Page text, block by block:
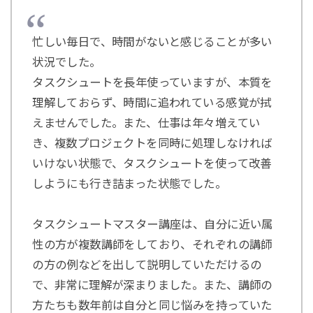
忙しい毎日で、時間がないと感じることが多い
状況でした。
タスクシュートを長年使っていますが、本質を
理解しておらず、時間に追われている感覚が拭
えませんでした。また、仕事は年々増えてい
き、複数プロジェクトを同時に処理しなければ
いけない状態で、タスクシュートを使って改善
しようにも行き詰まった状態でした。
タスクシュートマスター講座は、自分に近い属
性の方が複数講師をしており、それぞれの講師
の方の例などを出して説明していただけるの
で、非常に理解が深まりました。また、講師の
方たちも数年前は自分と同じ悩みを持っていた